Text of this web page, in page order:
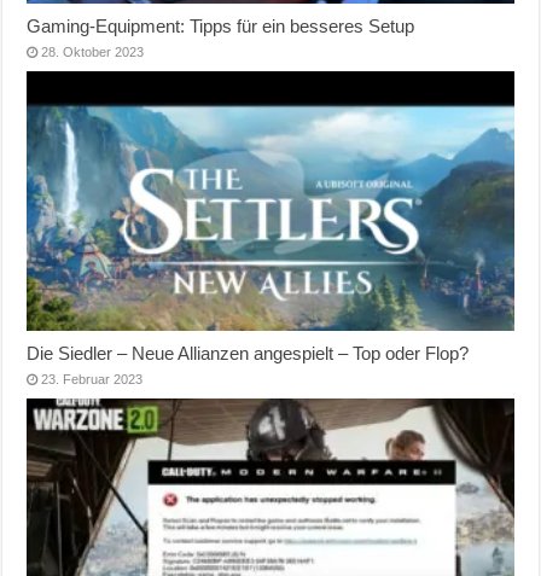
Gaming-Equipment: Tipps für ein besseres Setup
28. Oktober 2023
Die Siedler – Neue Allianzen angespielt – Top oder Flop?
23. Februar 2023